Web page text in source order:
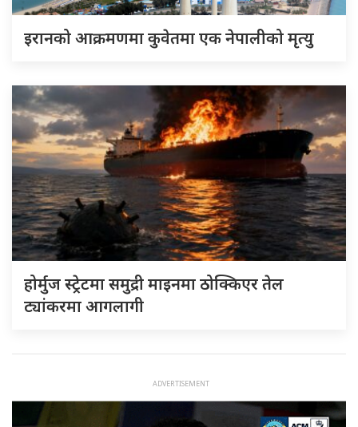
इरानको आक्रमणमा कुवेतमा एक नेपालीको मृत्यु
होर्मुज स्ट्रेटमा समुद्री माइनमा ठोक्किएर तेल
ट्यांकरमा आगलागी